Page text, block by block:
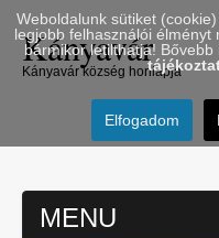
Kányavár
Kányavár község honlapja
MENU
Weboldalunk sütiket
legjobb felhasználói élményt
bármikor letilthatja!
Elfogadom